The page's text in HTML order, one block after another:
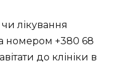
лікування
номером +380 68
до клініки в